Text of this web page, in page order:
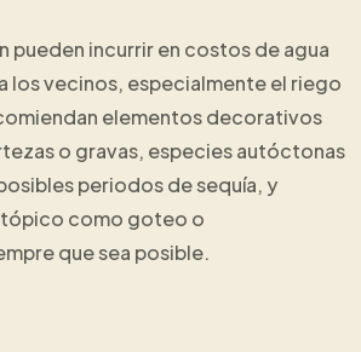
pueden incurrir en costos de agua
los vecinos, especialmente el riego
elementos decorativos
o gravas, especies autóctonas
periodos de sequía, y
como goteo o
que sea posible.